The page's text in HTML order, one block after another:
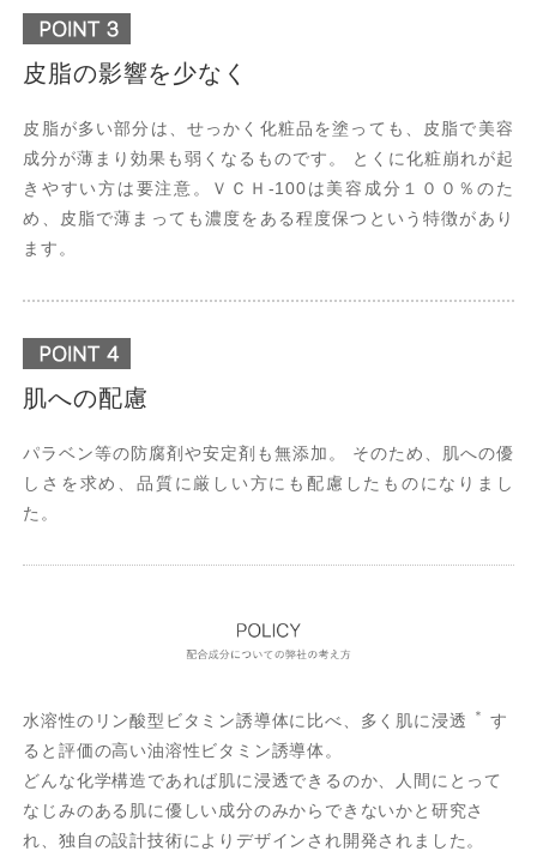
皮脂の影響を少なく
皮脂が多い部分は、せっかく化粧品を塗っても、皮脂で美容
成分が薄まり効果も弱くなるものです。 とくに化粧崩れが起
きやすい方は要注意。ＶＣＨ-100は美容成分１００％のた
め、皮脂で薄まっても濃度をある程度保つという特徴があり
ます。
肌への配慮
パラベン等の防腐剤や安定剤も無添加。 そのため、肌への優
しさを求め、品質に厳しい方にも配慮したものになりまし
た。
水溶性のリン酸型ビタミン誘導体に比べ、多く肌に浸透 ＊ す
ると評価の高い油溶性ビタミン誘導体。
どんな化学構造であれば肌に浸透できるのか、人間にとって
なじみのある肌に優しい成分のみからできないかと研究さ
れ、独自の設計技術によりデザインされ開発されました。